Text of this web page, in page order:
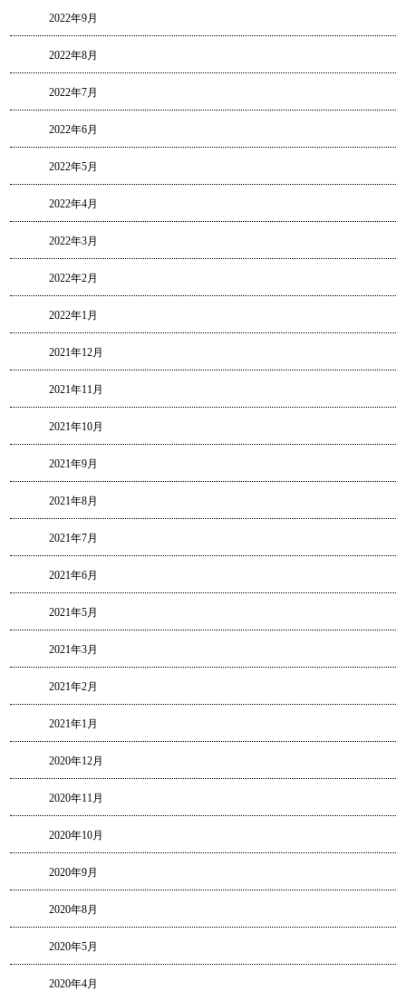
2022年9月
2022年8月
2022年7月
2022年6月
2022年5月
2022年4月
2022年3月
2022年2月
2022年1月
2021年12月
2021年11月
2021年10月
2021年9月
2021年8月
2021年7月
2021年6月
2021年5月
2021年3月
2021年2月
2021年1月
2020年12月
2020年11月
2020年10月
2020年9月
2020年8月
2020年5月
2020年4月